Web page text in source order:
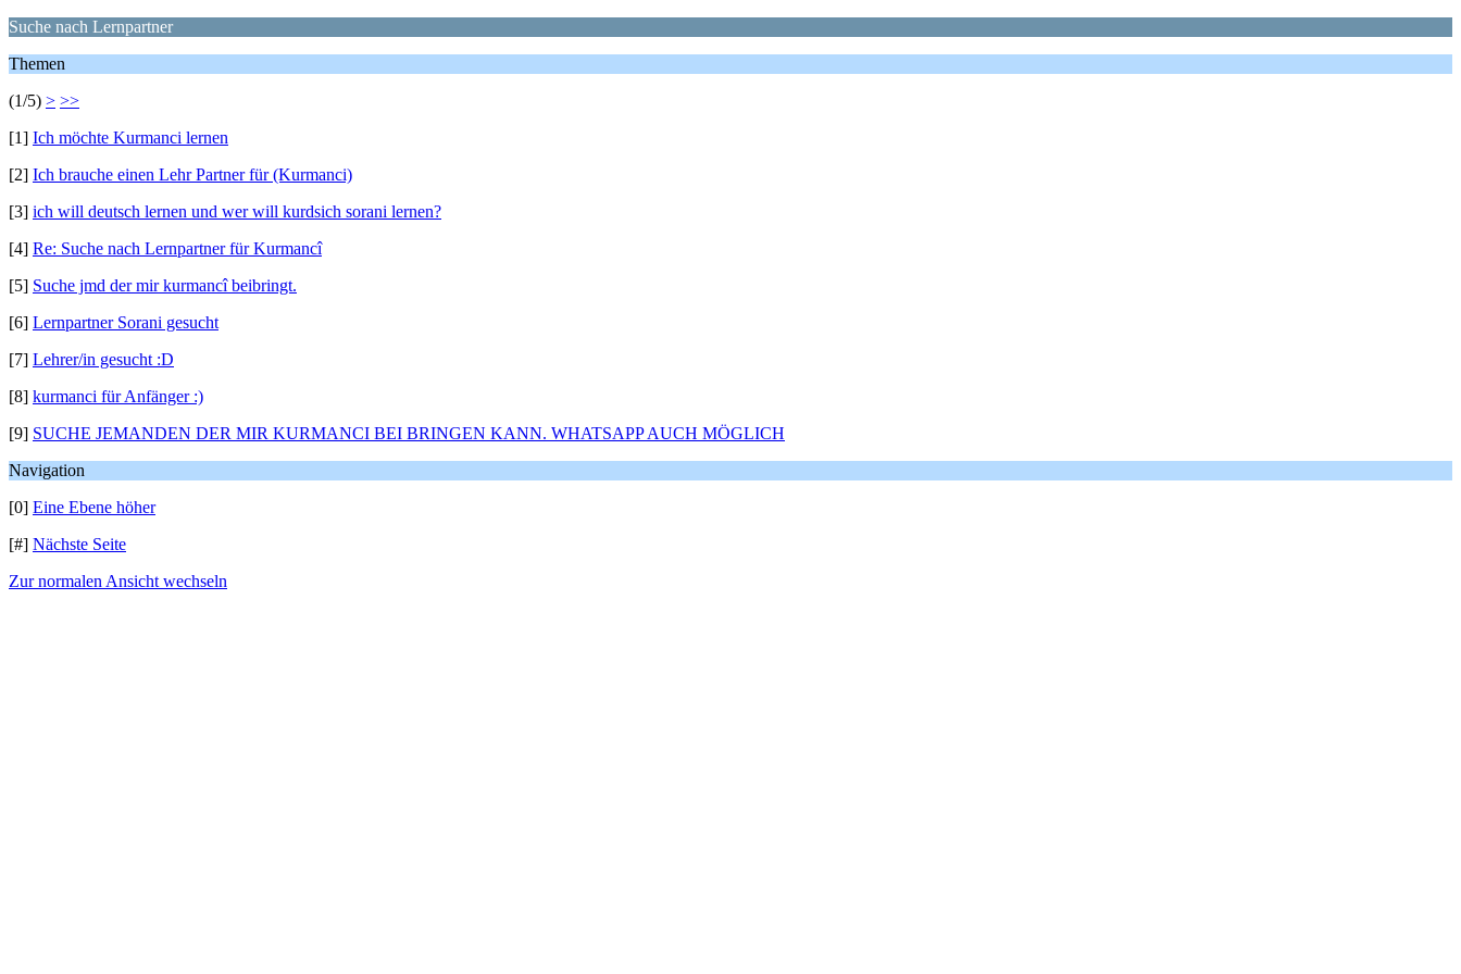
Suche nach Lernpartner
Themen
(1/5) > >>
[1] Ich möchte Kurmanci lernen
[2] Ich brauche einen Lehr Partner für (Kurmanci)
[3] ich will deutsch lernen und wer will kurdsich sorani lernen?
[4] Re: Suche nach Lernpartner für Kurmancî
[5] Suche jmd der mir kurmancî beibringt.
[6] Lernpartner Sorani gesucht
[7] Lehrer/in gesucht :D
[8] kurmanci für Anfänger :)
[9] SUCHE JEMANDEN DER MIR KURMANCI BEI BRINGEN KANN. WHATSAPP AUCH MÖGLICH
Navigation
[0] Eine Ebene höher
[#] Nächste Seite
Zur normalen Ansicht wechseln